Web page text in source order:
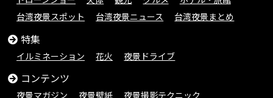
台湾夜景スポット
台湾夜景ニュース 台湾夜景まとめ
特集
イルミネーション 花火 夜景ドライブ
コンテンツ
夜景マガジン 夜景壁紙 夜景撮影テクニック